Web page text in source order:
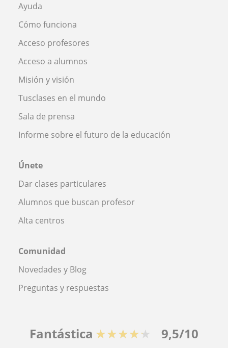
Ayuda
Cómo funciona
Acceso profesores
Acceso a alumnos
Misión y visión
Tusclases en el mundo
Sala de prensa
Informe sobre el futuro de la educación
Únete
Dar clases particulares
Alumnos que buscan profesor
Alta centros
Comunidad
Novedades y Blog
Preguntas y respuestas
Fantástica ★★★★★ 9,5/10